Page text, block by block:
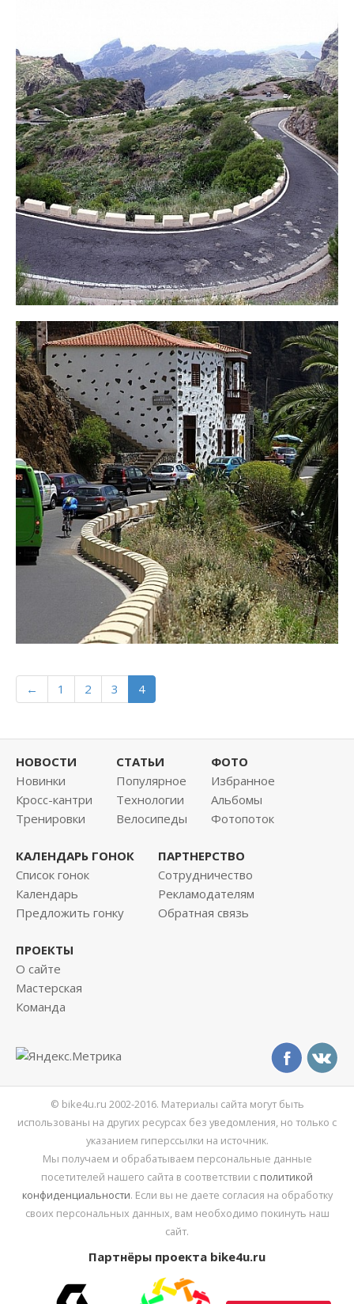
← 1 2 3 4
НОВОСТИ
Новинки
Кросс-кантри
Тренировки
СТАТЬИ
Популярное
Технологии
Велосипеды
ФОТО
Избранное
Альбомы
Фотопоток
КАЛЕНДАРЬ ГОНОК
Список гонок
Календарь
Предложить гонку
ПАРТНЕРСТВО
Сотрудничество
Рекламодателям
Обратная связь
ПРОЕКТЫ
О сайте
Мастерская
Команда
© bike4u.ru 2002-2016. Материалы сайта могут быть
использованы на других ресурсах без уведомления, но только с
указанием гиперссылки на источник.
Мы получаем и обрабатываем персональные данные
посетителей нашего сайта в соответствии с политикой
конфиденциальности. Если вы не даете согласия на обработку
своих персональных данных, вам необходимо покинуть наш
сайт.
Партнёры проекта bike4u.ru